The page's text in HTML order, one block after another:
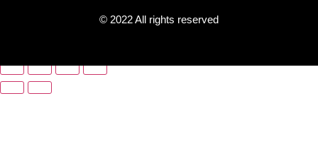
© 2022 All rights reserved